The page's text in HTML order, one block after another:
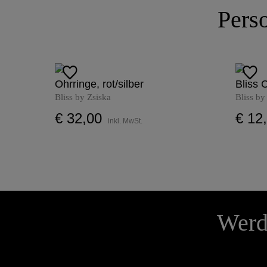
Ohrringe, rot/silber
Bliss by Zsiska
€ 32,00 inkl. MwSt.
Bliss
Bliss by
€